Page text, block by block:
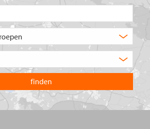
product
u?
land
waarin
u
wilt
zoeken.